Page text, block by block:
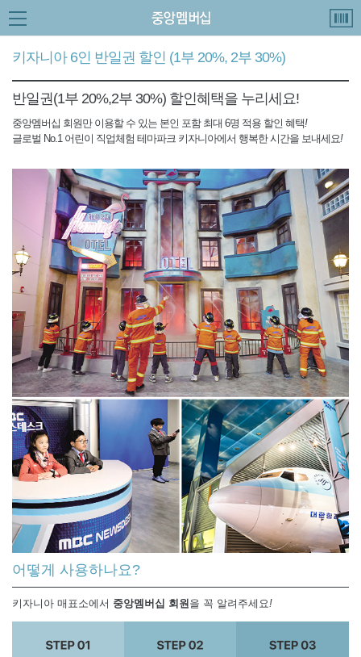
키자니아 6인 반일권 할인 (1부 20%, 2부 30%)
반일권(1부 20%,2부 30%) 할인혜택을 누리세요!
중앙멤버십 회원만 이용할 수 있는 본인 포함 최대 6명 적용 할인 혜택!
글로벌 No.1 어린이 직업체험 테마파크 키자니아에서 행복한 시간을 보내세요!
어떻게 사용하나요?
키자니아 매표소에서 중앙멤버십 회원을 꼭 알려주세요 !